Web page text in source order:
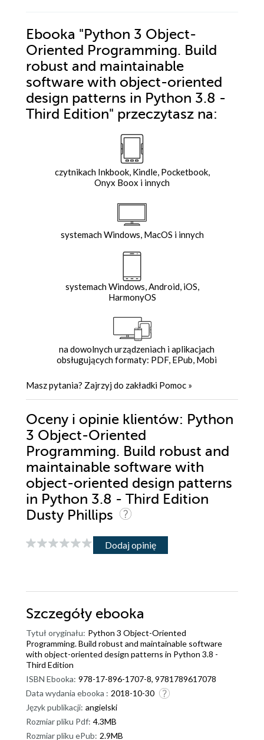
Ebooka "Python 3 Object-
Oriented Programming. Build
robust and maintainable
software with object-oriented
design patterns in Python 3.8 -
Third Edition" przeczytasz na:
czytnikach Inkbook, Kindle, Pocketbook,
Onyx Boox i innych
systemach Windows, MacOS i innych
systemach Windows, Android, iOS,
HarmonyOS
na dowolnych urządzeniach i aplikacjach
obsługujących formaty: PDF, EPub, Mobi
Masz pytania? Zajrzyj do zakładki Pomoc »
Oceny i opinie klientów: Python
3 Object-Oriented
Programming. Build robust and
maintainable software with
object-oriented design patterns
in Python 3.8 - Third Edition
Dusty Phillips
Dodaj opinię
Szczegóły ebooka
Tytuł oryginału: Python 3 Object-Oriented
Programming. Build robust and maintainable software
with object-oriented design patterns in Python 3.8 -
Third Edition
ISBN Ebooka: 978-17-896-1707-8, 9781789617078
Data wydania ebooka : 2018-10-30
Język publikacji: angielski
Rozmiar pliku Pdf: 4.3MB
Rozmiar pliku ePub: 2.9MB